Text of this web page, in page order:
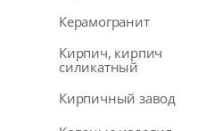
Керамогранит
Кирпич, кирпич
силикатный
Кирпичный завод